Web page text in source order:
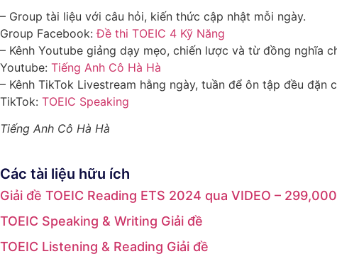
– Group tài liệu với câu hỏi, kiến thức cập nhật mỗi ngày.
Group Facebook:Đề thi TOEIC 4 Kỹ Năng
– Kênh Youtube giảng dạy mẹo, chiến lược và từ đồng nghĩa
Youtube: Tiếng Anh Cô Hà Hà
– Kênh TikTok Livestream hằng ngày, tuần để ôn tập đều đặn
TikTok: TOEIC Speaking
Tiếng Anh Cô Hà Hà
Các tài liệu hữu ích
Giải đề TOEIC Reading ETS 2024 qua VIDEO –
TOEIC Speaking & Writing Giải đề
TOEIC Listening & Reading Giải đề